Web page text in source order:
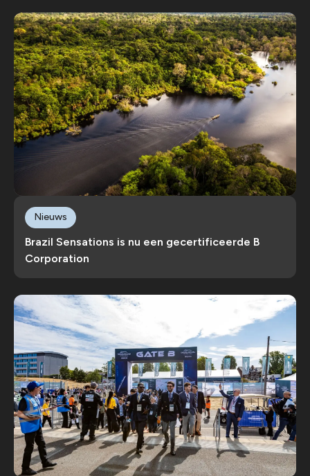
Brazil Sensations is nu een gecertificeerde B
Corporation
Nieuws